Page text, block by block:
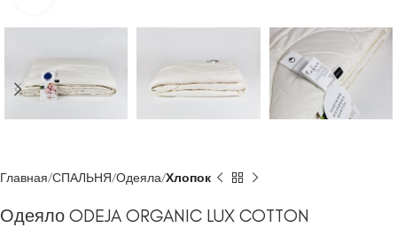
Главная СПАЛЬНЯ Одеяла Хлопок
Одеяло ODEJA ORGANIC LUX COTTON